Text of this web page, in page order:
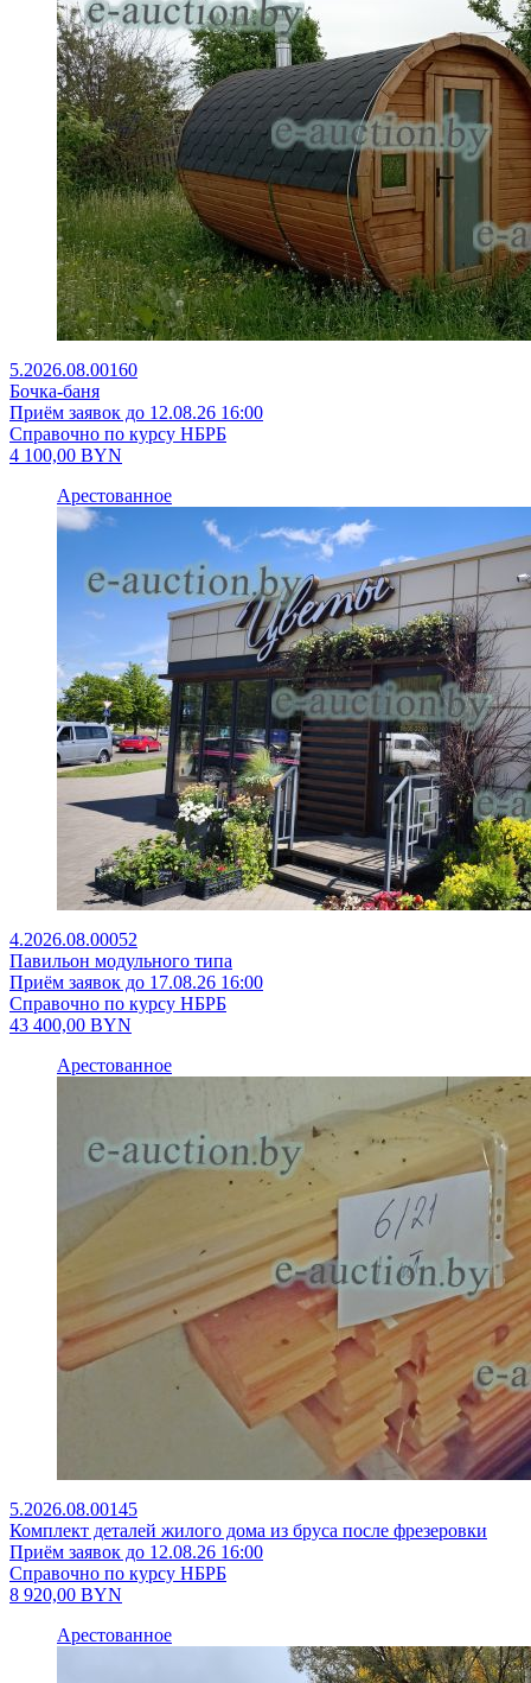
5.2026.08.00160
Бочка-баня
Приём заявок до 12.08.26 16:00
Справочно по курсу НБРБ
4 100,00 BYN
Арестованное
4.2026.08.00052
Павильон модульного типа
Приём заявок до 17.08.26 16:00
Справочно по курсу НБРБ
43 400,00 BYN
Арестованное
5.2026.08.00145
Комплект деталей жилого дома из бруса после фрезеровки
Приём заявок до 12.08.26 16:00
Справочно по курсу НБРБ
8 920,00 BYN
Арестованное